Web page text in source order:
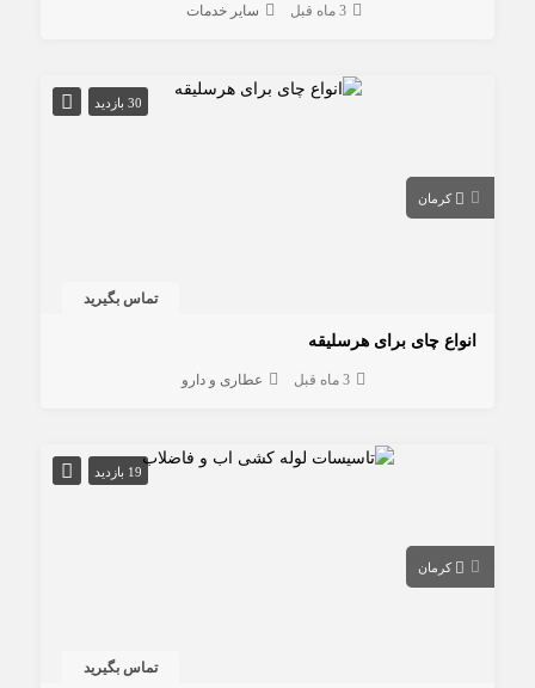
3 ماه قبل سایر خدمات
30 بازدید
کرمان
تماس بگیرید
انواع چای برای هرسلیقه
3 ماه قبل عطاری و دارو
19 بازدید
کرمان
تماس بگیرید